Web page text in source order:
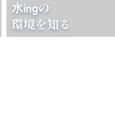
水ingの
環境を知る